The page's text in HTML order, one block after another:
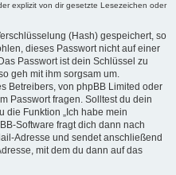
explizit von dir gesetzte Lesezeichen oder
(Hash) gespeichert, so
dieses Passwort nicht auf einer
Passwort ist dein Schlüssel zu
geh mit ihm sorgsam um.
Betreibers, von phpBB Limited oder
Passwort fragen. Solltest du dein
die Funktion „Ich habe mein
Software fragt dich dann nach
Adresse und sendet anschließend
mit dem du dann auf das